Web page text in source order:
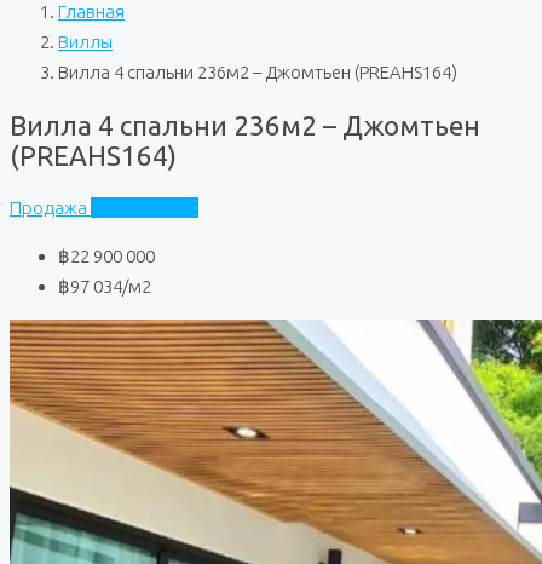
Главная
Виллы
Вилла 4 спальни 236м2 – Джомтьен (PREAHS164)
Вилла 4 спальни 236м2 – Джомтьен
(PREAHS164)
Продажа
฿22 900 000
฿97 034/м2